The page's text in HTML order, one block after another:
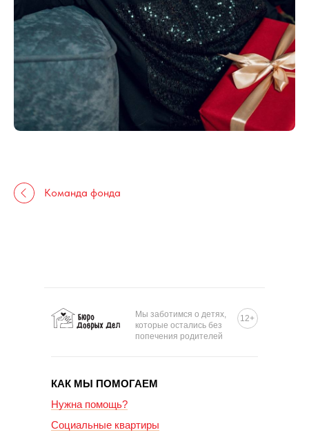
Команда фонда
Мы заботимся о детях,
которые остались без
попечения родителей
КАК МЫ ПОМОГАЕМ
Нужна помощь?
Социальные квартиры
12+